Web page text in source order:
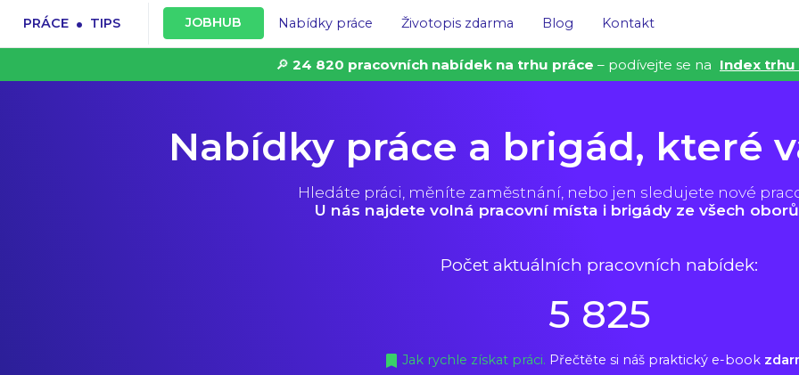
PRÁCE . TIPS JOBHUB Nabídky práce Životopis zdarma Blog Kontakt
🔎 24 820 pracovních nabídek na trhu práce – podívejte se na Index trhu
Nabídky práce a brigád, které
Hledáte práci, měníte zaměstnání, nebo jen sledujete nové
U nás najdete volná pracovní místa i brigády ze všech
Počet aktuálních pracovních nabídek:
5 825
Jak rychle získat práci. Přečtěte si náš praktický e-book